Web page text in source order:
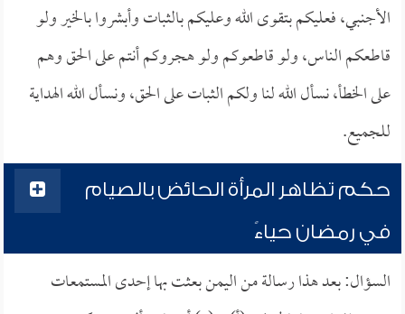
الأجنبي، فعليكم بتقوى الله وعليكم بالثبات وأبشروا بالخير ولو
قاطعكم الناس، ولو قاطعوكم ولو هجروكم أنتم على الحق وهم
على الخطأ، نسأل الله لنا ولكم الثبات على الحق، ونسأل الله الهداية
للجميع.
حكم تظاهر المرأة الحائض بالصيام
في رمضان حياءً
السؤال: بعد هذا رسالة من اليمن بعثت بها إحدى المستمعات